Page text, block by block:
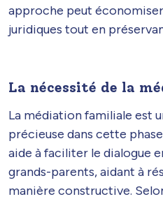
approche peut
juridiques tout en
La nécessité de la
La médiation familiale est
précieuse dans cette
aide à faciliter le dialogue
grands-parents, aidant à
manière constructive.